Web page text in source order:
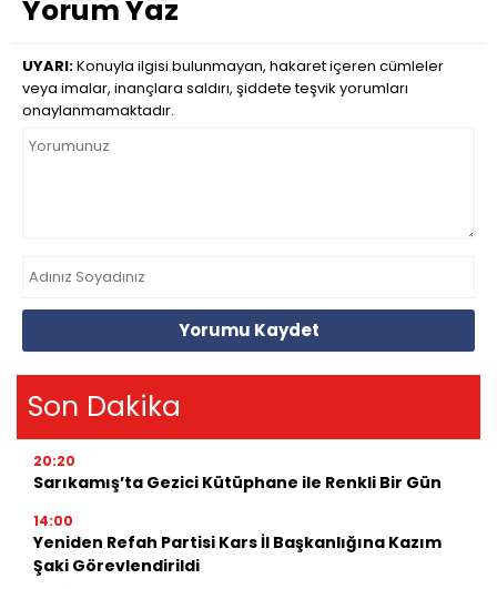
Yorum Yaz
UYARI:Konuyla ilgisi bulunmayan, hakaret içeren cümleler
veya imalar, inançlara saldırı, şiddete teşvik yorumları
onaylanmamaktadır.
Yorumu Kaydet
Son Dakika
20:20
Sarıkamış’ta Gezici Kütüphane ile Renkli Bir Gün
14:00
Yeniden Refah Partisi Kars İl Başkanlığına Kazım
Şaki Görevlendirildi